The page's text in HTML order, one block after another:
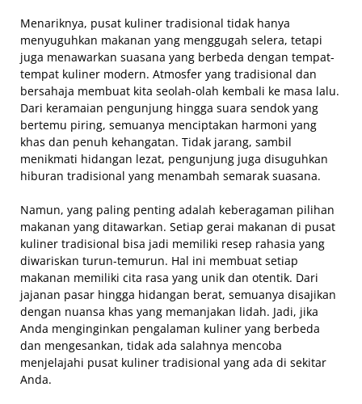
Menariknya, pusat kuliner tradisional tidak hanya
menyuguhkan makanan yang menggugah selera, tetapi
juga menawarkan suasana yang berbeda dengan tempat-
tempat kuliner modern. Atmosfer yang tradisional dan
bersahaja membuat kita seolah-olah kembali ke masa lalu.
Dari keramaian pengunjung hingga suara sendok yang
bertemu piring, semuanya menciptakan harmoni yang
khas dan penuh kehangatan. Tidak jarang, sambil
menikmati hidangan lezat, pengunjung juga disuguhkan
hiburan tradisional yang menambah semarak suasana.
Namun, yang paling penting adalah keberagaman pilihan
makanan yang ditawarkan. Setiap gerai makanan di pusat
kuliner tradisional bisa jadi memiliki resep rahasia yang
diwariskan turun-temurun. Hal ini membuat setiap
makanan memiliki cita rasa yang unik dan otentik. Dari
jajanan pasar hingga hidangan berat, semuanya disajikan
dengan nuansa khas yang memanjakan lidah. Jadi, jika
Anda menginginkan pengalaman kuliner yang berbeda
dan mengesankan, tidak ada salahnya mencoba
menjelajahi pusat kuliner tradisional yang ada di sekitar
Anda.